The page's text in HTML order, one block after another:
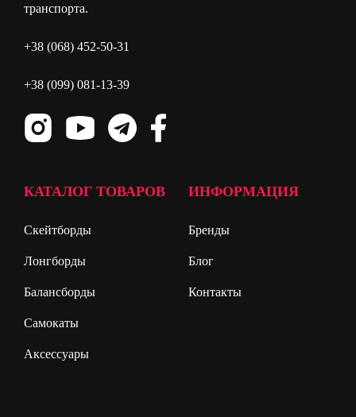
транспорта.
+38 (068) 452-50-31
+38 (099) 081-13-39
КАТАЛОГ ТОВАРОВ
Скейтборды
Лонгборды
Балансборды
Самокаты
Аксессуары
ИНФОРМАЦИЯ
Бренды
Блог
Контакты